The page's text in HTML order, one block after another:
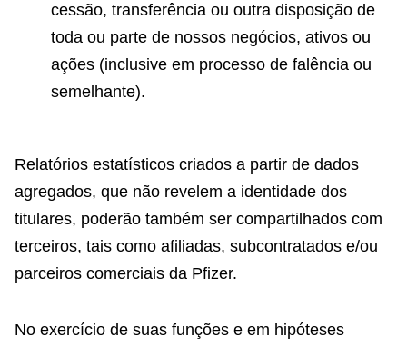
cessão, transferência ou outra disposição de
toda ou parte de nossos negócios, ativos ou
ações (inclusive em processo de falência ou
semelhante).
Relatórios estatísticos criados a partir de dados
agregados, que não revelem a identidade dos
titulares, poderão também ser compartilhados com
terceiros, tais como afiliadas, subcontratados e/ou
parceiros comerciais da Pfizer.
No exercício de suas funções e em hipóteses